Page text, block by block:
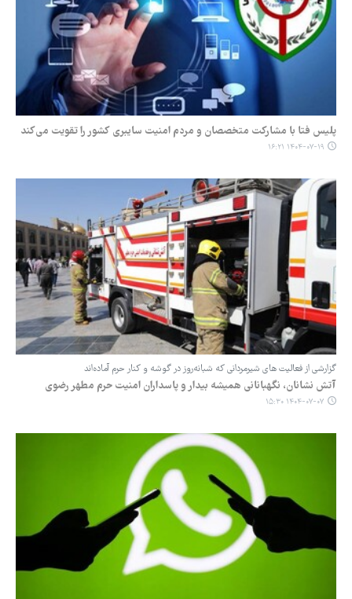
پلیس فتا با مشارکت متخصصان و مردم امنیت سایبری کشور را تقویت می‌کند
۱۴۰۴-۰۷-۱۹ ۱۶:۲۱
گزارشی از فعالیت های شیرمردانی که شبانه‌روز در گوشه و کنار حرم آماده‌اند
آتش نشانان، نگهبانانی همیشه بیدار و پاسداران امنیت حرم مطهر رضوی
۱۴۰۴-۰۷-۰۷ ۱۵:۳۰